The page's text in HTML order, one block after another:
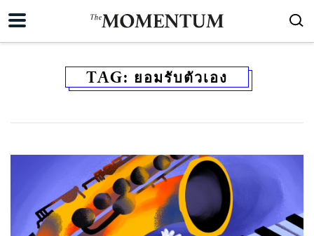
TAG: ยอมรับตัวเอง